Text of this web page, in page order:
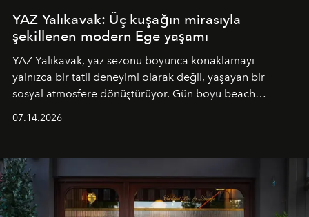
YAZ Yalıkavak: Üç kuşağın mirasıyla
şekillenen modern Ege yaşamı
YAZ Yalıkavak, yaz sezonu boyunca konaklamayı
yalnızca bir tatil deneyimi olarak değil, yaşayan bir
sosyal atmosfere dönüştürüyor. Gün boyu beach
tematik gastronomi geceleri misafirlerle buluşuyor.
Paylaşıma, lezzete ve müziğe odaklanan bu özel
akşamlar, YAZ’ın sade lüks anlayışını gün batımından
geceye taşıyarak her hafta farklı bir deneyim sunuyor.
07.14.2026